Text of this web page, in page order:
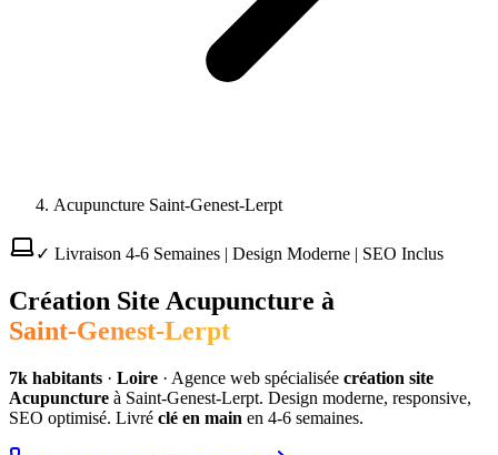
Acupuncture Saint-Genest-Lerpt
✓ Livraison 4-6 Semaines | Design Moderne | SEO Inclus
Création Site Acupuncture à
Saint-Genest-Lerpt
7k habitants · Loire · Agence web spécialisée création site
Acupuncture à Saint-Genest-Lerpt. Design moderne, responsive,
SEO optimisé. Livré clé en main en 4-6 semaines.